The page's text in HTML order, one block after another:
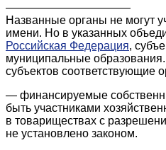
———————————
Названные органы не могут
имени. Но в указанных
Российская Федерация,
муниципальные
субъектов соответствующие
— финансируемые
быть участниками
в товариществах с
не установлено законом.